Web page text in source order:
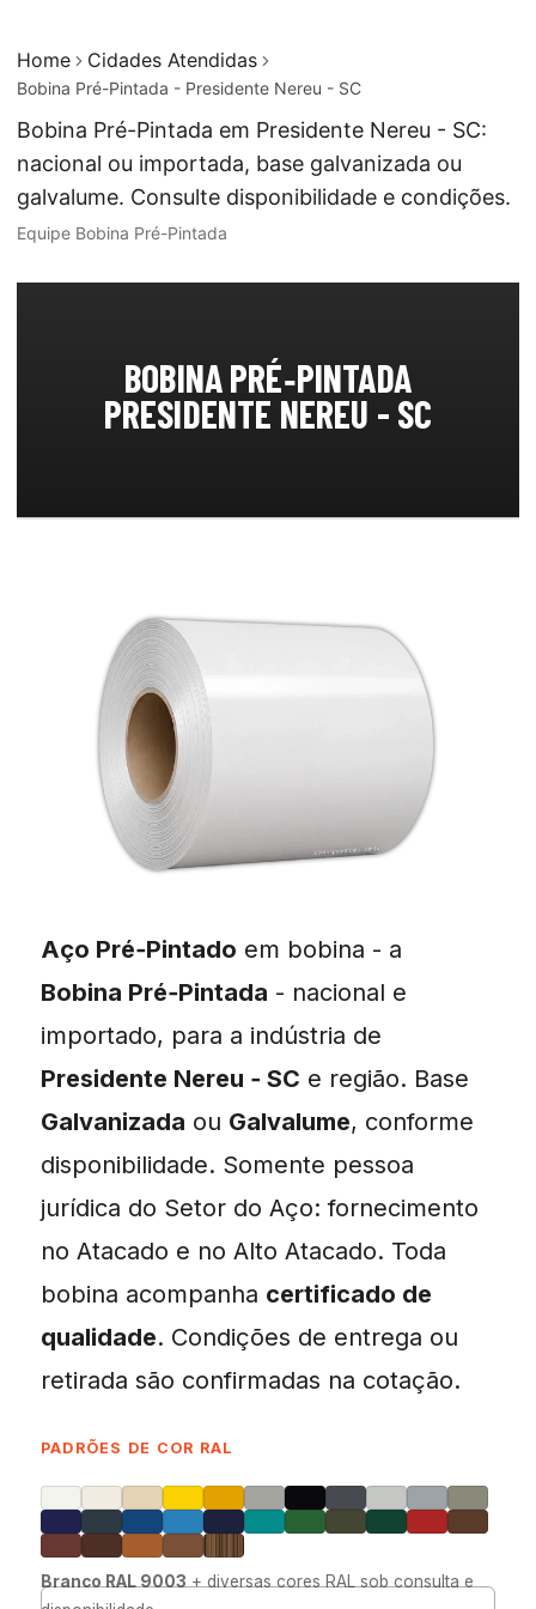
Home Cidades Atendidas
Bobina Pré-Pintada - Presidente Nereu - SC
Bobina Pré-Pintada em Presidente Nereu - SC:
nacional ou importada, base galvanizada ou
galvalume. Consulte disponibilidade e condições.
Equipe Bobina Pré-Pintada
BOBINA PRÉ‑PINTADA
PRESIDENTE NEREU - SC
Aço Pré‑Pintado em bobina - a
Bobina Pré‑Pintada - nacional e
importado, para a indústria de
Presidente Nereu ‑ SC e região. Base
Galvanizada ou Galvalume, conforme
disponibilidade. Somente pessoa
jurídica do Setor do Aço: fornecimento
no Atacado e no Alto Atacado. Toda
bobina acompanha certificado de
qualidade. Condições de entrega ou
retirada são confirmadas na cotação.
PADRÕES DE COR RAL
Branco RAL 9003 + diversas cores RAL sob consulta e